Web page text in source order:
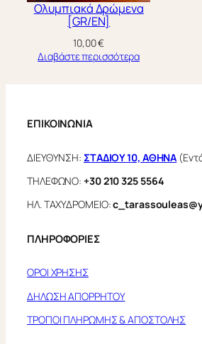
Ολυμπιακά Δρώμενα
[GR/EN]
10,00€
Διαβάστε περισσότερα
ΕΠΙΚΟΙΝΩΝΙΑ
ΔΙΕΥΘΥΝΣΗ: ΣΤΑΔΙΟΥ 10, ΑΘΗΝΑ
ΤΗΛΕΦΩΝΟ: +30 210 325 5564
ΗΛ. ΤΑΧΥΔΡΟΜΕΙΟ:
ΠΛΗΡΟΦΟΡΙΕΣ
ΟΡΟΙ ΧΡΗΣΗΣ
ΔΗΛΩΣΗ ΑΠΟΡΡΗΤΟΥ
ΤΡΟΠΟΙ ΠΛΗΡΩΜΗΣ & ΑΠΟΣΤΟΛΗΣ